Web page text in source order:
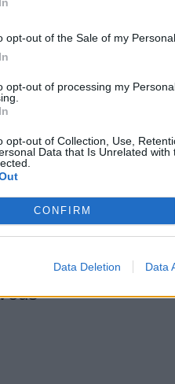
opt-out of the Sale of my Personal
opt-out of processing my
opt-out of Collection, Use,
Data that Is Unrelated
CONFIRM
Data Deletion Data
et
nombreuses voitures
contre une planche
points de vente est
Saint-Étienne et